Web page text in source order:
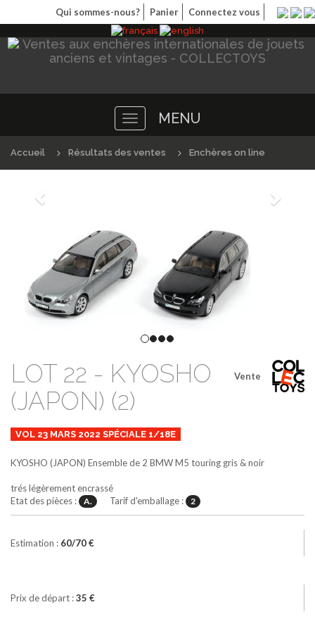
Qui sommes-nous? Panier Connectez vous
Toggle
navigation
MENU
Accueil Résultats des ventes Enchères on line
Précédént
Vente
LOT 22 - KYOSHO
(JAPON) (2)
VOL 23 MARS 2022 SPÉCIALE 1/18E
KYOSHO (JAPON) Ensemble de 2 BMW M5 touring gris & noir
trés légèrement encrassé
Etat des pièces :
A. Tarif d'emballage : 2
Estimation : 60/70 €
Prix de départ :35 €